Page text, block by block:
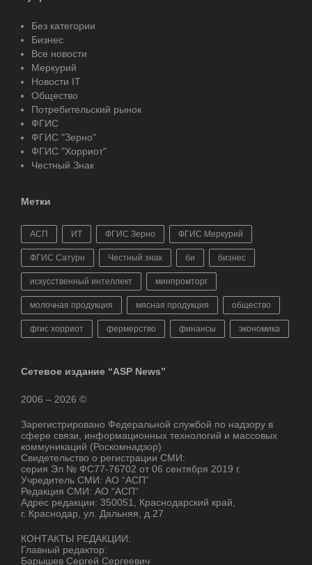
Без категории
Бизнес
Все новости
Меркурий
Новости IT
Общество
Потребительский рынок
ФГИС
ФГИС "Зерно"
ФГИС "Хорриот"
Честный Знак
Метки
АСП ИТ ФГИС Зерно ФГИС Меркурий
ФГИС Сатурн Честный знак би бизнес
искусственный интеллект минпромторг
молочная продукция мясная продукция общество
фгис хорриот фермерство финансы экономика
Сетевое издание “ASP News”
2006 – 2026 ©
Зарегистрировано Федеральной службой по надзору в
сфере связи, информационных технологий и массовых
коммуникаций (Роскомнадзор)
Свидетельство о регистрации СМИ:
серия Эл № ФС77-76702 от 06 сентября 2019 г.
Учредитель СМИ: АО “АСП”
Редакция СМИ: АО “АСП”
Адрес редакции: 350051, Краснодарский край,
г. Краснодар, ул. Дальняя, д.27
КОНТАКТЫ РЕДАКЦИИ:
Главный редактор:
Барышев Сергей Сергеевич